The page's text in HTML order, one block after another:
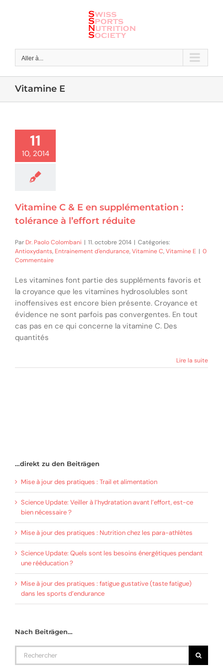
Aller à...
Vitamine E
11
10, 2014
Vitamine C & E en supplémentation :
tolérance à l’effort réduite
Par Dr. Paolo Colombani | 11. octobre 2014 | Catégories:
Antioxydants, Entrainement d'endurance,Vitamine C,Vitamine E | 0
Commentaire
Les vitamines font partie des suppléments favoris et
la croyance que les vitamines hydrosolubles sont
inoffensives est encore bien présente. Croyance et
évidence ne sont parfois pas convergentes. En tout
cas pas en ce qui concerne la vitamine C. Des
quantités
Lire la suite
…direkt zu den Beiträgen
Mise à jour des pratiques : Trail et alimentation
Science Update: Veiller à l’hydratation avant l’effort, est-ce
bien nécessaire ?
Mise à jour des pratiques : Nutrition chez les para-athlètes
Science Update: Quels sont les besoins énergétiques pendant
une rééducation ?
Mise à jour des pratiques : fatigue gustative (taste fatigue)
dans les sports d’endurance
Nach Beiträgen…
Rechercher